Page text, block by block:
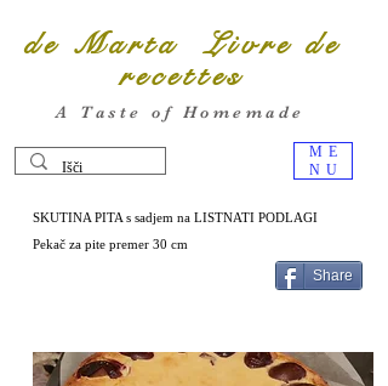
ME
NU
de Marta Livre de
recettes
A Taste of Homemade
SKUTINA PITA s sadjem na LISTNATI PODLAGI
Pekač za pite premer 30 cm
Share